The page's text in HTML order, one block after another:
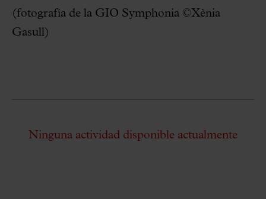
(fotografía de la GIO Symphonia ©Xènia
Gasull)
Ninguna actividad disponible actualmente